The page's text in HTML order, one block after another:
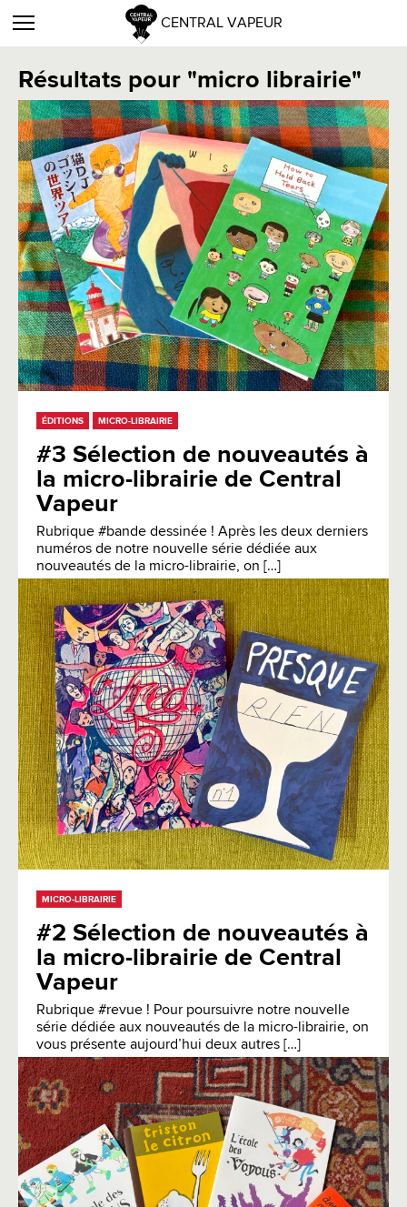
CENTRAL VAPEUR
Résultats pour "micro librairie"
ÉDITIONS MICRO-LIBRAIRIE
#3 Sélection de nouveautés à
la micro-librairie de Central
Vapeur
Rubrique #bande dessinée ! Après les deux derniers
numéros de notre nouvelle série dédiée aux
nouveautés de la micro-librairie, on […]
MICRO-LIBRAIRIE
#2 Sélection de nouveautés à
la micro-librairie de Central
Vapeur
Rubrique #revue ! Pour poursuivre notre nouvelle
série dédiée aux nouveautés de la micro-librairie, on
vous présente aujourd’hui deux autres […]